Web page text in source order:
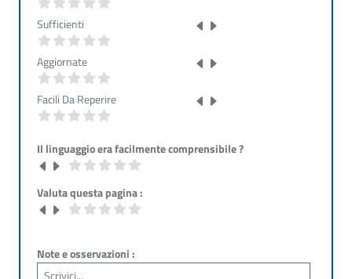
Sufficienti
Aggiornate
Facili Da Reperire
Il linguaggio era facilmente comprensibile ?
Valuta questa pagina :
Note e osservazioni :